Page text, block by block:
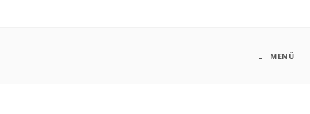
MENÜ